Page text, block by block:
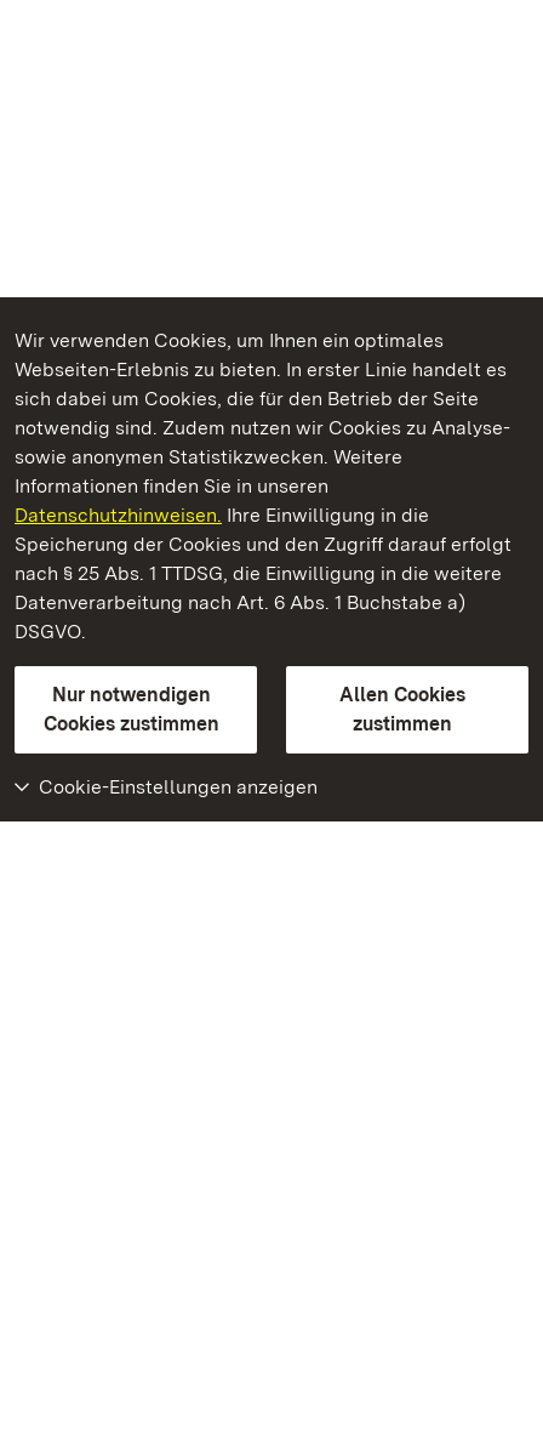
Wir verwenden Cookies, um Ihnen ein optimales
Webseiten-Erlebnis zu bieten. In erster Linie handelt es
sich dabei um Cookies, die für den Betrieb der Seite
notwendig sind. Zudem nutzen wir Cookies zu Analyse-
sowie anonymen Statistikzwecken. Weitere
Informationen finden Sie in unseren
Datenschutzhinweisen. Ihre Einwilligung in die
Speicherung der Cookies und den Zugriff darauf erfolgt
nach § 25 Abs. 1 TTDSG, die Einwilligung in die weitere
Datenverarbeitung nach Art. 6 Abs. 1 Buchstabe a)
DSGVO.
Nur notwendigen
Cookies zustimmen
Allen Cookies
zustimmen
Cookie-Einstellungen anzeigen
Kommen. Staunen. Genießen.
Burgruine Hohenstaufen
Staatliche Schlösser und Gärten Baden-Württemberg
Kontakt
GebärdenspracheLeichte Sprache
Erklärung zur Barrierefreiheit
BITV-konform (geprüfte Seiten)
Weiteres